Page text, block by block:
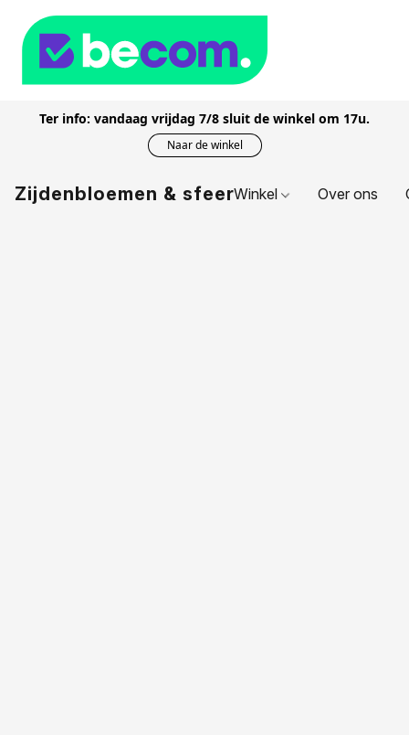
Ter info: vandaag vrijdag 7/8 sluit de winkel om 17u.
Naar de winkel
Zijdenbloemen & sfeerWinkel Over ons